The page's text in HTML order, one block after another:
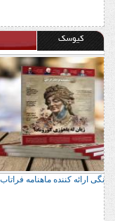
کیوسک
آدرس 22 مرکز معتبر فرهنگی ارائه کننده ماهنامه فراتاب کُردی در سراسر ایران